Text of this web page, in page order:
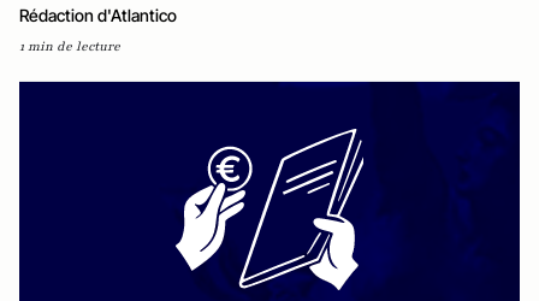
Rédaction d'Atlantico
1 min de lecture